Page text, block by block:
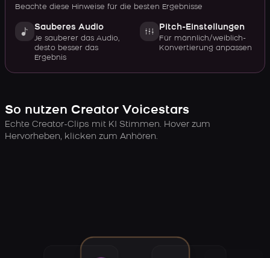
Beachte diese Hinweise für die besten Ergebnisse
Sauberes Audio
Je sauberer das Audio,
desto besser das
Ergebnis
Pitch-Einstellungen
Für männlich/weiblich-
Konvertierung anpassen
So nutzen Creator Voicestars
Echte Creator-Clips mit KI Stimmen. Hover zum
Hervorheben, klicken zum Anhören.